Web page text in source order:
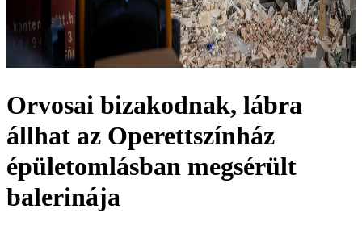
Orvosai bizakodnak, lábra
állhat az Operettszínház
épületomlásban megsérült
balerinája